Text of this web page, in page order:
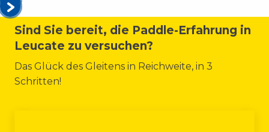
Sind Sie bereit, die Paddle-Erfahrung in
Leucate zu versuchen?
Das Glück des Gleitens in Reichweite, in 3
Schritten!